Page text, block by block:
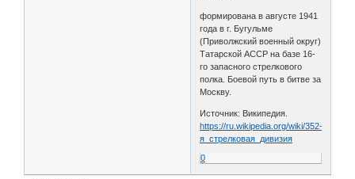
формирована в августе 1941
года в г. Бугульме
(Приволжский военный округ)
Татарской АССР на базе 16-
го запасного стрелкового
полка. Боевой путь в битве за
Москву.
Источник: Википедия.
https://ru.wikipedia.org/wiki/352-
я_стрелковая_дивизия
0